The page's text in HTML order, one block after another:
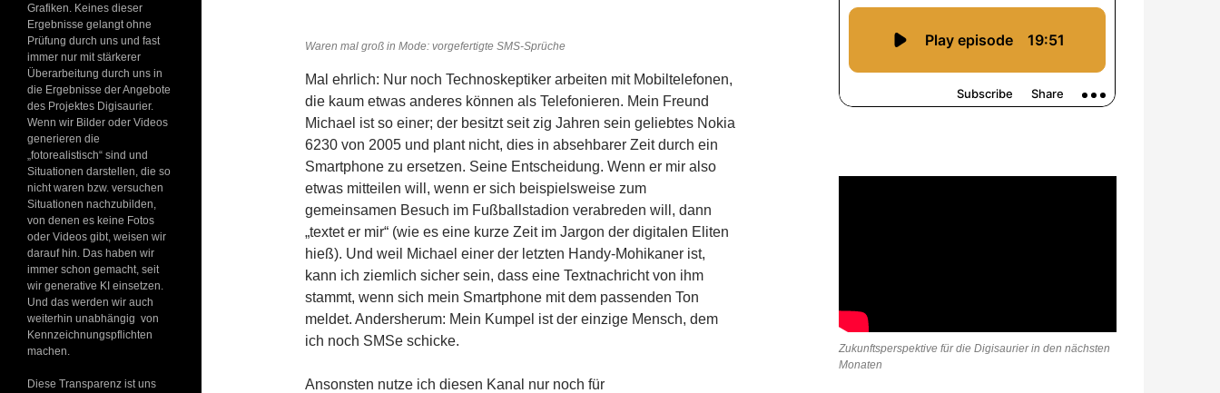
Waren mal groß in Mode: vorgefertigte SMS-Sprüche
Mal ehrlich: Nur noch Technoskeptiker arbeiten mit Mobiltelefonen,
die kaum etwas anderes können als Telefonieren. Mein Freund
Michael ist so einer; der besitzt seit zig Jahren sein geliebtes Nokia
6230 von 2005 und plant nicht, dies in absehbarer Zeit durch ein
Smartphone zu ersetzen. Seine Entscheidung. Wenn er mir also
etwas mitteilen will, wenn er sich beispielsweise zum
gemeinsamen Besuch im Fußballstadion verabreden will, dann
„textet er mir“ (wie es eine kurze Zeit im Jargon der digitalen Eliten
hieß). Und weil Michael einer der letzten Handy-Mohikaner ist,
kann ich ziemlich sicher sein, dass eine Textnachricht von ihm
stammt, wenn sich mein Smartphone mit dem passenden Ton
meldet. Andersherum: Mein Kumpel ist der einzige Mensch, dem
ich noch SMSe schicke.
Ansonsten nutze ich diesen Kanal nur noch für
Zukunftsperspektive für die Digisaurier in den nächsten
Monaten
Grafiken. Keines dieser
Ergebnisse gelangt ohne
Prüfung durch uns und fast
immer nur mit stärkerer
Überarbeitung durch uns in
die Ergebnisse der Angebote
des Projektes Digisaurier.
Wenn wir Bilder oder Videos
generieren die
„fotorealistisch“ sind und
Situationen darstellen, die so
nicht waren bzw. versuchen
Situationen nachzubilden,
von denen es keine Fotos
oder Videos gibt, weisen wir
darauf hin. Das haben wir
immer schon gemacht, seit
wir generative KI einsetzen.
Und das werden wir auch
weiterhin unabhängig von
Kennzeichnungspflichten
machen.
Diese Transparenz ist uns